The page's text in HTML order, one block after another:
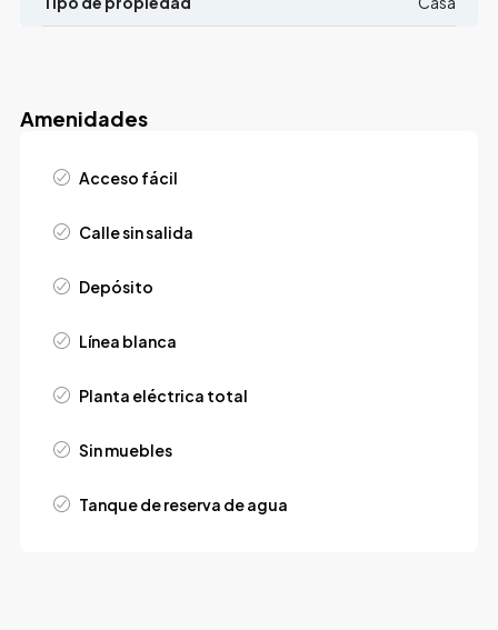
Amenidades
Acceso fácil
Calle sin salida
Depósito
Línea blanca
Planta eléctrica total
Sin muebles
Tanque de reserva de agua